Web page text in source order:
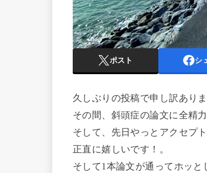
ポスト シ
久しぶりの投稿で申し訳あり
その間、斜頭症の論文に全精
そして、先日やっとアクセプ
正直に嬉しいです！。
そして1本論文が通ってホッと